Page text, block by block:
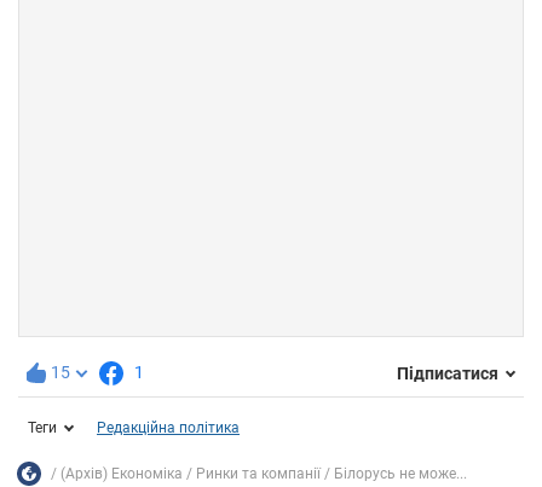
15 1 Підписатися
Теги Редакційна політика
(Архів) Економіка Ринки та компанії Білорусь не може...